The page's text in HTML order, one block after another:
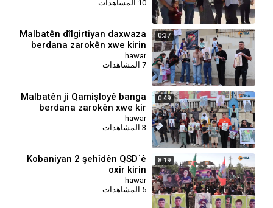
0:37
Malbatên dîlgirtiyan daxwaza
berdana zarokên xwe kirin
hawar
7 المشاهدات
0:49
Malbatên ji Qamişloyê banga
berdana zarokên xwe kir
hawar
3 المشاهدات
8:19
⁣Kobaniyan 2 şehîdên QSDˊê
oxir kirin
hawar
5 المشاهدات